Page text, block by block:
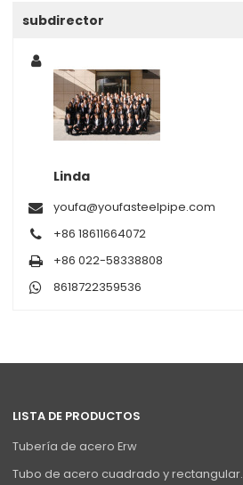
subdirector
Linda
youfa@youfasteelpipe.com
+86 18611664072
+86 022-58338808
8618722359536
LISTA DE PRODUCTOS
Tubería de acero Erw
Tubo de acero cuadrado y rectangular.